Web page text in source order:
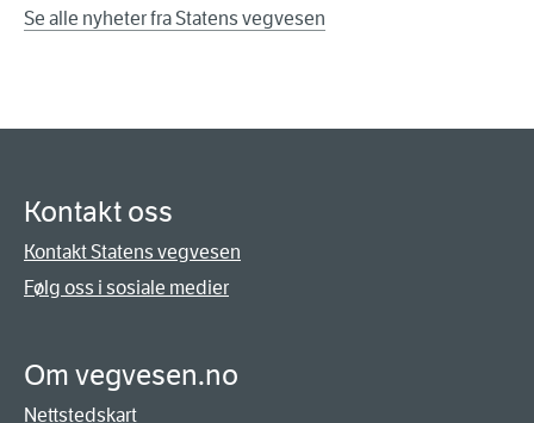
Se alle nyheter fra Statens vegvesen
Kontakt oss
Kontakt Statens vegvesen
Følg oss i sosiale medier
Om vegvesen.no
Nettstedskart